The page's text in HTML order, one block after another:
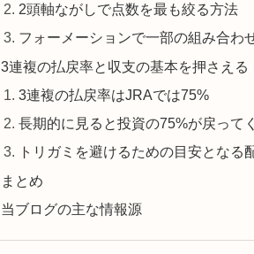
2頭軸ながしで点数を最も絞る方法
フォーメーションで一部の組み合わ
3連複の払戻率と収支の基本を押さえる
3連複の払戻率はJRAでは75%
長期的に見ると投資の75%が戻って
トリガミを避けるための目安となる
まとめ
当ブログの主な情報源